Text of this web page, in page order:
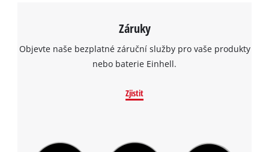
Záruky
Objevte naše bezplatné záruční služby pro vaše produkty
nebo baterie Einhell.
Zjistit